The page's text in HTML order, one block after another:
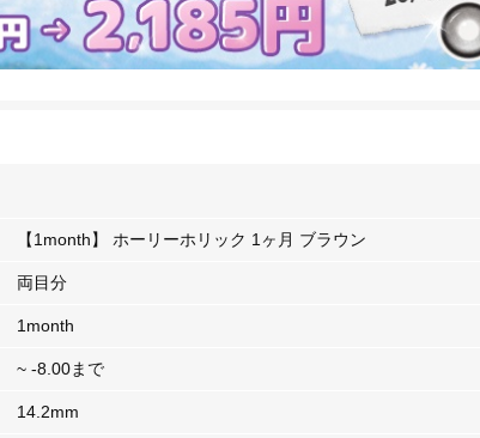
【1month】 ホーリーホリック 1ヶ月 ブラウン
両目分
1month
~ -8.00まで
14.2mm